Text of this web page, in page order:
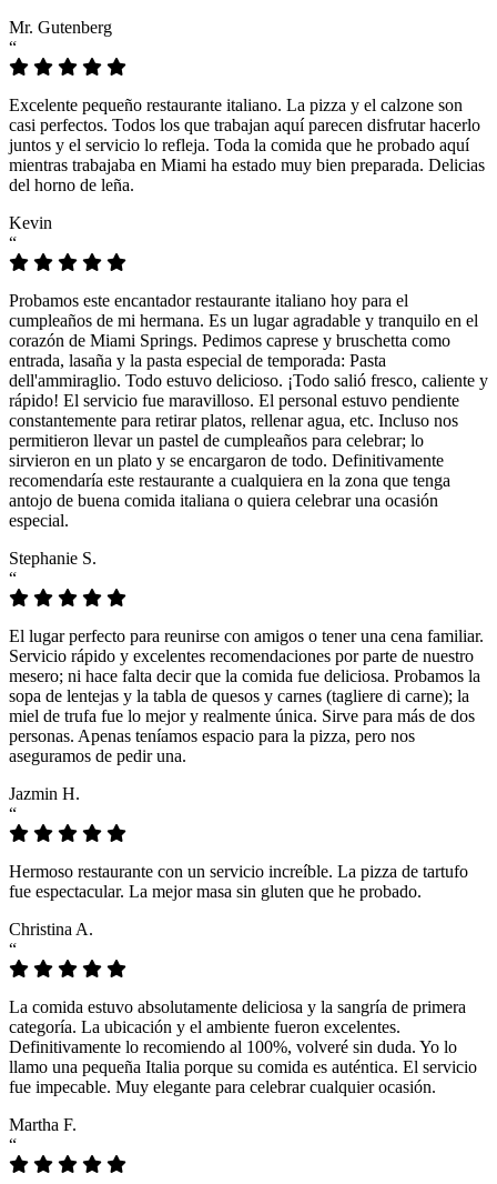
Mr. Gutenberg
“
Excelente pequeño restaurante italiano. La pizza y el calzone son
casi perfectos. Todos los que trabajan aquí parecen disfrutar hacerlo
juntos y el servicio lo refleja. Toda la comida que he probado aquí
mientras trabajaba en Miami ha estado muy bien preparada. Delicias
del horno de leña.
Kevin
“
Probamos este encantador restaurante italiano hoy para el
cumpleaños de mi hermana. Es un lugar agradable y tranquilo en el
corazón de Miami Springs. Pedimos caprese y bruschetta como
entrada, lasaña y la pasta especial de temporada: Pasta
dell'ammiraglio. Todo estuvo delicioso. ¡Todo salió fresco, caliente y
rápido! El servicio fue maravilloso. El personal estuvo pendiente
constantemente para retirar platos, rellenar agua, etc. Incluso nos
permitieron llevar un pastel de cumpleaños para celebrar; lo
sirvieron en un plato y se encargaron de todo. Definitivamente
recomendaría este restaurante a cualquiera en la zona que tenga
antojo de buena comida italiana o quiera celebrar una ocasión
especial.
Stephanie S.
“
El lugar perfecto para reunirse con amigos o tener una cena familiar.
Servicio rápido y excelentes recomendaciones por parte de nuestro
mesero; ni hace falta decir que la comida fue deliciosa. Probamos la
sopa de lentejas y la tabla de quesos y carnes (tagliere di carne); la
miel de trufa fue lo mejor y realmente única. Sirve para más de dos
personas. Apenas teníamos espacio para la pizza, pero nos
aseguramos de pedir una.
Jazmin H.
“
Hermoso restaurante con un servicio increíble. La pizza de tartufo
fue espectacular. La mejor masa sin gluten que he probado.
Christina A.
“
La comida estuvo absolutamente deliciosa y la sangría de primera
categoría. La ubicación y el ambiente fueron excelentes.
Definitivamente lo recomiendo al 100%, volveré sin duda. Yo lo
llamo una pequeña Italia porque su comida es auténtica. El servicio
fue impecable. Muy elegante para celebrar cualquier ocasión.
Martha F.
“